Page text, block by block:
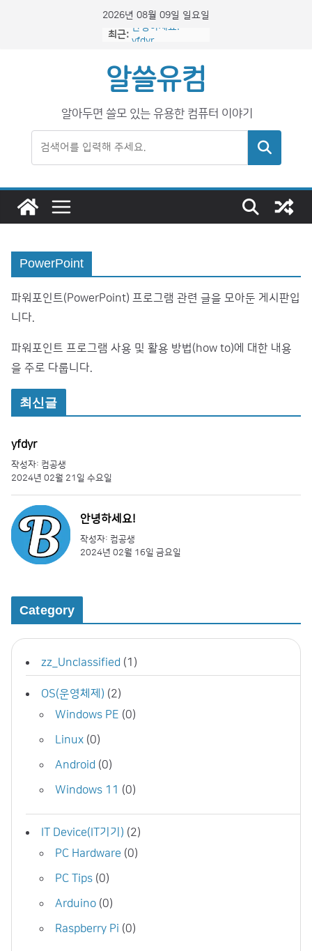
2026년 08월 09일 일요일
최근: 안녕하세요!
알쓸유컴
알아두면 쓸모 있는 유용한 컴퓨터 이야기
검색
PowerPoint
파워포인트(PowerPoint) 프로그램 관련 글을 모아둔 게시판입
니다.
파워포인트 프로그램 사용 및 활용 방법(how to)에 대한 내용
을 주로 다룹니다.
최신글
yfdyr
작성자: 컴공생
2024년 02월 21일 수요일
안녕하세요!
작성자: 컴공생
2024년 02월 16일 금요일
Category
zz_Unclassified (1)
OS(운영체제) (2)
Windows PE (0)
Linux (0)
Android (0)
Windows 11 (0)
IT Device(IT기기) (2)
PC Hardware (0)
PC Tips (0)
Arduino (0)
Raspberry Pi (0)